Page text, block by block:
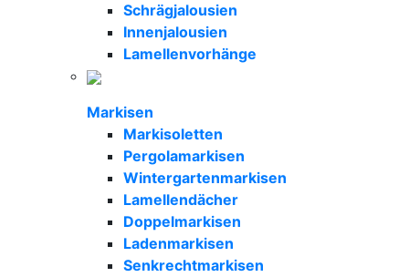
Schrägjalousien
Innenjalousien
Lamellenvorhänge
Markisen
Markisoletten
Pergolamarkisen
Wintergartenmarkisen
Lamellendächer
Doppelmarkisen
Ladenmarkisen
Senkrechtmarkisen